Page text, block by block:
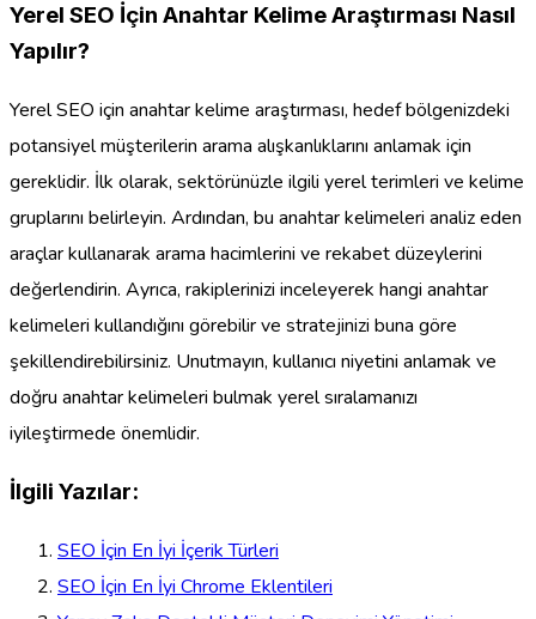
Yerel SEO İçin Anahtar Kelime Araştırması Nasıl
Yapılır?
Yerel SEO için anahtar kelime araştırması, hedef bölgenizdeki
potansiyel müşterilerin arama alışkanlıklarını anlamak için
gereklidir. İlk olarak, sektörünüzle ilgili yerel terimleri ve kelime
gruplarını belirleyin. Ardından, bu anahtar kelimeleri analiz eden
araçlar kullanarak arama hacimlerini ve rekabet düzeylerini
değerlendirin. Ayrıca, rakiplerinizi inceleyerek hangi anahtar
kelimeleri kullandığını görebilir ve stratejinizi buna göre
şekillendirebilirsiniz. Unutmayın, kullanıcı niyetini anlamak ve
doğru anahtar kelimeleri bulmak yerel sıralamanızı
iyileştirmede önemlidir.
İlgili Yazılar:
SEO İçin En İyi İçerik Türleri
SEO İçin En İyi Chrome Eklentileri